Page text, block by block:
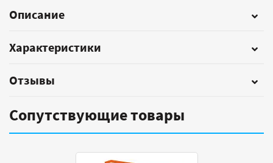
Описание
Характеристики
Отзывы
Сопутствующие товары